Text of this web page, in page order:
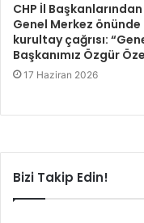
CHP İl Başkanlarından
Genel Merkez önünde
kurultay çağrısı:
Başkanımız Özgür
17 Haziran 2026
Bizi Takip Edin!